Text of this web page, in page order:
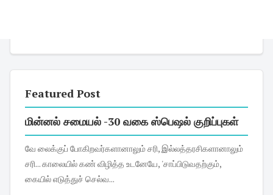
Featured Post
மின்னல் சமையல் -30 வகை ஸ்பெஷல் குறிப்புகள்
வே லைக்குப் போகிறவர்களானாலும் சரி, இல்லத்தரசிகளானாலும்
சரி... காலையில் கண் விழித்த உடனேயே, 'சாப்பிடுவதற்கும்,
கையில் எடுத்துச் செல்வ...